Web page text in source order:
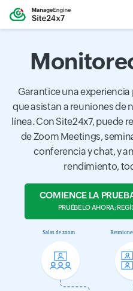
Garantice una
que asistan a reuniones de
línea. Con Site24x7, puede
de Zoom Meetings,
conferencia y chat, y
rendimiento,
COMIENCE LA
PRUÉBELO AHORA;